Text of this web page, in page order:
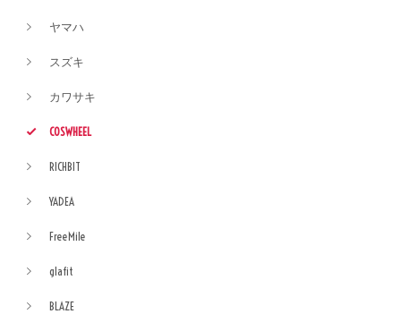
ヤマハ
スズキ
カワサキ
COSWHEEL
RICHBIT
YADEA
FreeMile
glafit
BLAZE